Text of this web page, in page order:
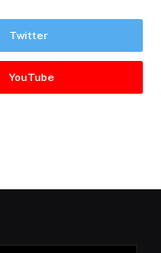
Twitter
YouTube